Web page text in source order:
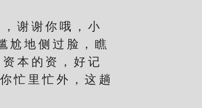
谢谢你哦，小
尬地侧过脸，瞧
本的资，好记
忙里忙外，这趟